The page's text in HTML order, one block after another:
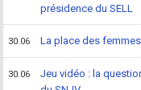
présidence du SELL
30.06 La place des
30.06
Jeu vidéo : la